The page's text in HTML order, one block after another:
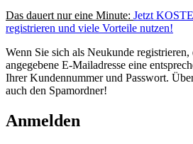
Das dauert nur eine Minute: Jetzt
registrieren und viele Vorteile nutzen!
Wenn Sie sich als Neukunde
angegebene E-Mailadresse eine
Ihrer Kundennummer und Passwort.
auch den Spamordner!
Anmelden